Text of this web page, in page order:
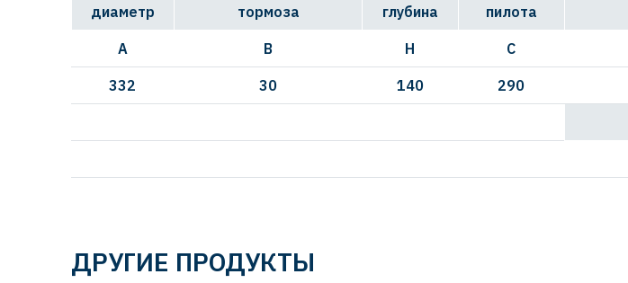
диаметр
тормоза
глубина
пилота
A B H C
332 30 140 290
ДРУГИЕ ПРОДУКТЫ